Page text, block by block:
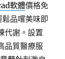
軟體價格免
品嚐美味即
代謝。設置
品質醫療服